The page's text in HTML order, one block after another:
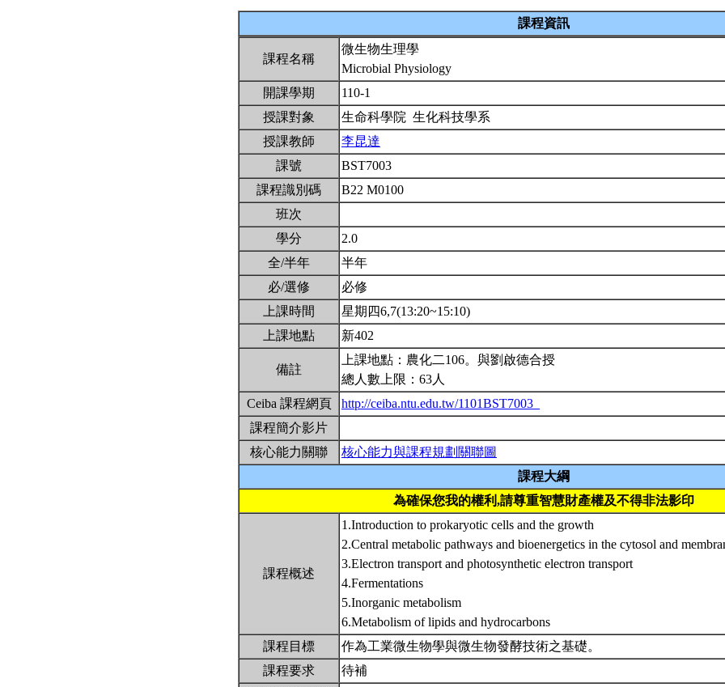
課程資訊
課程名稱
微生物生理學
Microbial Physiology
開課學期
110-1
授課對象
生命科學院 生化科技學系
授課教師
李昆達
課號
BST7003
課程識別碼
B22 M0100
班次
學分
2.0
全/半年
半年
必/選修
必修
上課時間
星期四6,7(13:20~15:10)
上課地點
新402
備註
上課地點：農化二106。與劉啟德合授
總人數上限：63人
Ceiba 課程網頁
http://ceiba.ntu.edu.tw/1101BST7003_
課程簡介影片
核心能力關聯
核心能力與課程規劃關聯圖
課程大綱
為確保您我的權利,請尊重智慧財產權及不得非法影印
課程概述
1.Introduction to prokaryotic cells and the growth
2.Central metabolic pathways and bioenergetics in the cytosol and
3.Electron transport and photosynthetic electron transport
4.Fermentations
5.Inorganic metabolism
6.Metabolism of lipids and hydrocarbons
課程目標
作為工業微生物學與微生物發酵技術之基礎。
課程要求
待補